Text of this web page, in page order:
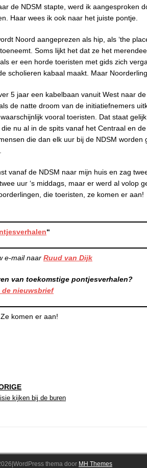
de NDSM stapte, werd ik aangesproken
Haar wees ik ook naar het juiste pontje.
Noord aangeprezen als hip, als ‘the
Soms lijkt het dat ze het
er een horde toeristen met gids zich
scholieren kabaal maakt. Maar
5 jaar een kabelbaan vanuit West naar
de natte droom van de initiatiefnemers
vooral toeristen. Dat staat
nu al in de spits vanaf het Centraal en
die dan elk uur bij de NDSM
vanaf de NDSM naar mijn huis en zag
uur ‘s middags, maar er werd al volop
die toeristen, ze komen er aan!
“
e-mail naar Ruud van Dijk
van toekomstige pontjesverhalen?
nieuwsbrief
Ze komen er aan!
kijken bij de buren
thema door MH Themes